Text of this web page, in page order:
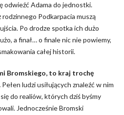
odwieźć Adama do jednostki.
rodzinnego Podkarpacia muszą
Po drodze spotka ich dużo
a finał… o finale nic nie powiemy,
całej historii.
Bromskiego, to kraj trochę
Pełen ludzi usiłujących znaleźć w nim
do realiów, których dziś byśmy
Jednocześnie Bromski